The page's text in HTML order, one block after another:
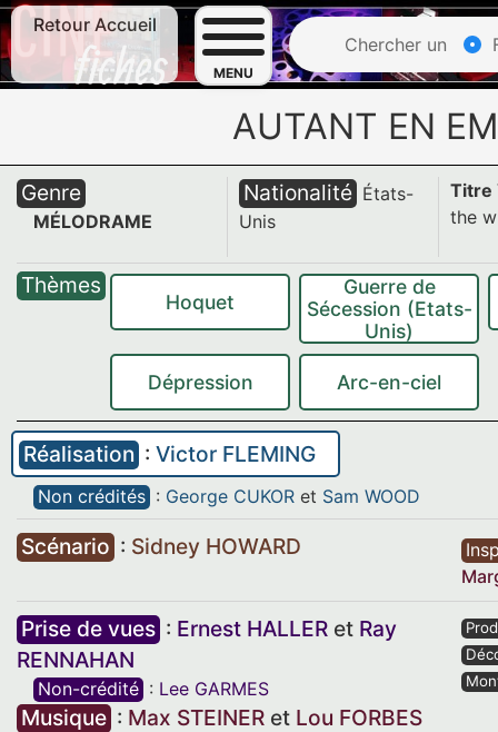
Retour Accueil
MENU
Chercher un
AUTANT EN
Genre
MÉLODRAME
Nationalité États-
Unis
Titre
the
Thèmes
Hoquet
Guerre de
Sécession (Etats-
Unis)
Dépression Arc-en-ciel
Réalisation : Victor FLEMING
Non crédités : George CUKOR et Sam WOOD
Scénario : Sidney HOWARD
Prise de vues : Ernest HALLER et Ray
RENNAHAN
Non-crédité : Lee GARMES
Musique : Max STEINER et Lou FORBES